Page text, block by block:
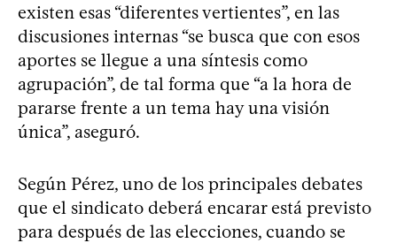
existen esas “diferentes vertientes”, en las
discusiones internas “se busca que con esos
aportes se llegue a una síntesis como
agrupación”, de tal forma que “a la hora de
pararse frente a un tema hay una visión
única”, aseguró.
Según Pérez, uno de los principales debates
que el sindicato deberá encarar está previsto
para después de las elecciones, cuando se